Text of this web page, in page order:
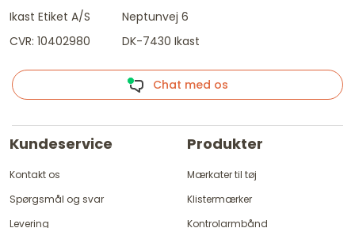
Ikast Etiket A/S
CVR: 10402980
Neptunvej 6
DK-7430 Ikast
Chat med os
Kundeservice
Kontakt os
Spørgsmål og svar
Levering
Produkter
Mærkater til tøj
Klistermærker
Kontrolarmbånd